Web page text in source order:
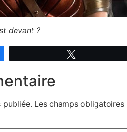
devant ?
publiée. Les champs